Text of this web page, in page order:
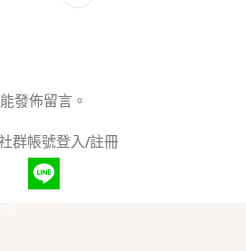
發佈留言。
群帳號登入/註冊